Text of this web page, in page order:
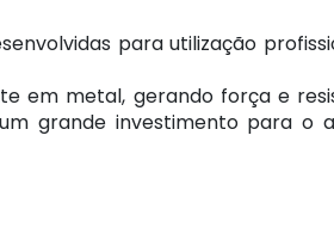
para utilização
em metal, gerando força e
grande investimento para o